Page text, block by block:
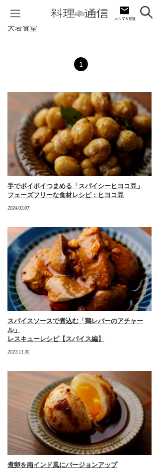
大岩食堂
1
手でポイポイつまめる「スパイシーヒヨコ豆」
フェーズフリーな食材レシピ：ヒヨコ豆
2024.03.07
スパイスソースで煮込む「鶏レバーのアチャー
ル」
レスキューレシピ【スパイス編】
2023.11.30
煮卵を南インド風にバージョンアップ